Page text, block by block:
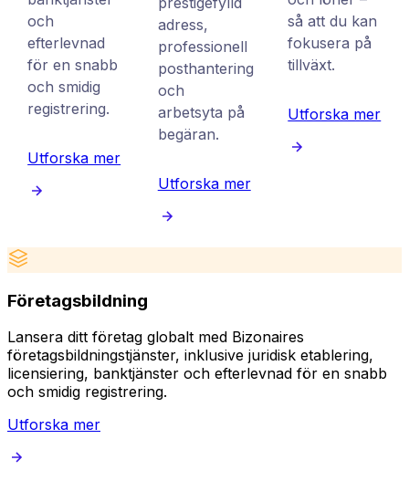
och
efterlevnad
för en snabb
och smidig
registrering.
Utforska mer
adress,
professionell
posthantering
och
arbetsyta på
begäran.
Utforska mer
så att du kan
fokusera på
tillväxt.
Utforska mer
Företagsbildning
Lansera ditt företag globalt med Bizonaires
företagsbildningstjänster, inklusive juridisk etablering,
licensiering, banktjänster och efterlevnad för en snabb
och smidig registrering.
Utforska mer